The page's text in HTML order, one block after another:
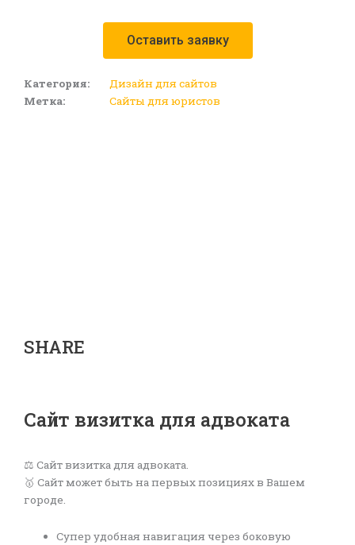
Оставить заявку
Категория:
Дизайн для сайтов
Метка:
Сайты для юристов
SHARE
Сайт визитка для адвоката
⚖️ Сайт визитка для адвоката.
🥇 Сайт может быть на первых позициях в Вашем
городе.
Супер удобная навигация через боковую